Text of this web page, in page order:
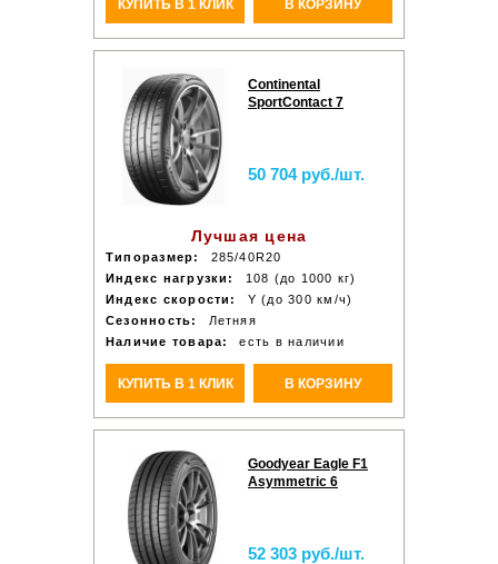
КУПИТЬ В 1 КЛИК В КОРЗИНУ
Continental
SportContact 7
50 704 руб./шт.
Лучшая цена
Типоразмер:
285/40R20
Индекс нагрузки:
108 (до 1000 кг)
Индекс скорости:
Y (до 300 км/ч)
Сезонность:
Летняя
Наличие товара:
есть в наличии
КУПИТЬ В 1 КЛИК В КОРЗИНУ
Goodyear Eagle F1
Asymmetric 6
52 303 руб./шт.